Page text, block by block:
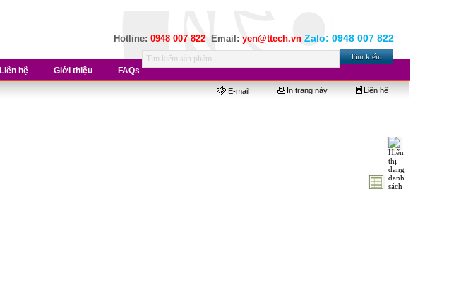
Hotline: 0948 007 822 Email: yen@ttech.vn Zalo: 0948 007 822
Liên hệ Giới thiệu FAQs
E-mail In trang này Liên hệ